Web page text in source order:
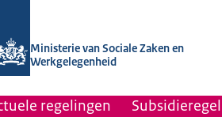
Ministerie van Sociale Zaken en
Werkgelegenheid
regelingen